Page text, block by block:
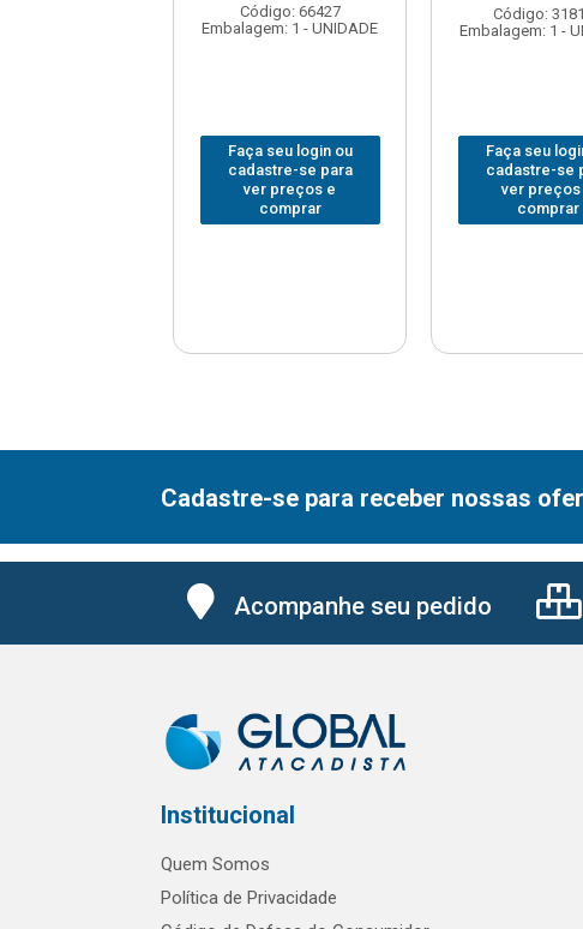
Código: 66427
Embalagem: 1 - UNIDADE
Faça seu login ou
cadastre-se para
ver preços e
comprar
Código:
Embalagem: 1 -
Faça seu
cadastre-se
ver preços
comprar
Cadastre-se para receber nossas
Acompanhe seu pedido
Institucional
Quem Somos
Política de Privacidade